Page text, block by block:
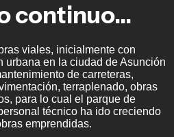
continuo...
viales, inicialmente con
urbana en la ciudad de Asunción
de carreteras,
terraplenado, obras
para lo cual el parque de
técnico ha ido creciendo
emprendidas.